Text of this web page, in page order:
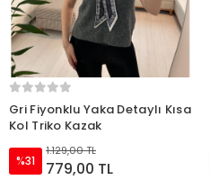
Gri Fiyonklu Yaka Detaylı Kısa
Kol Triko Kazak
%31
1.129,00 TL
779,00 TL